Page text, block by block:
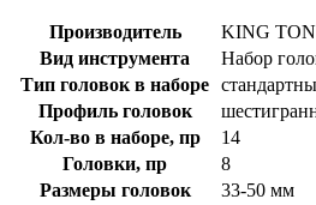
Производитель
KING
Вид инструмента
Набор
Тип головок в наборе
Профиль головок
Кол-во в наборе, пр
14
Головки, пр
8
Размеры головок
33-50 мм